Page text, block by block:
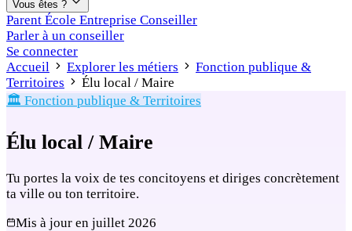
Vous êtes ?
Parent École Entreprise Conseiller
Parler à un conseiller
Se connecter
Accueil
Explorer les métiers
Fonction publique &
Territoires
Élu local / Maire
🏛️ Fonction publique & Territoires
Élu local / Maire
Tu portes la voix de tes concitoyens et diriges concrètement
ta ville ou ton territoire.
Mis à jour en juillet 2026